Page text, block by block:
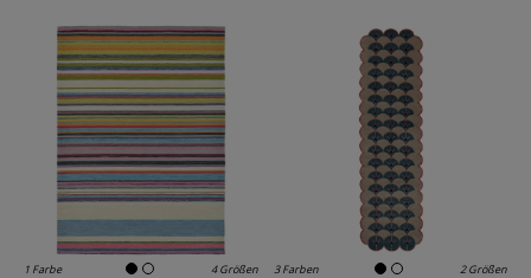
1 Farbe 4 Größen 3 Farben 2 Größen